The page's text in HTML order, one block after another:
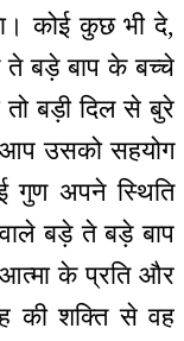
कोई कुछ भी दे,
ते बड़े बाप के बच्चे
तो बड़ी दिल से बुरे
उसको सहयोग
गुण अपने स्थिति
वाले बड़े ते बड़े बाप
के प्रति और
की शक्ति से वह